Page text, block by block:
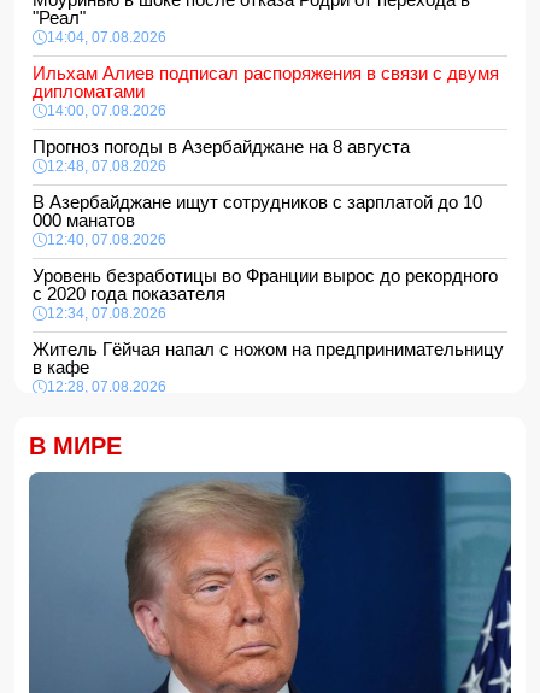
"Реал"
14:04, 07.08.2026
Ильхам Алиев подписал распоряжения в связи с двумя
дипломатами
14:00, 07.08.2026
Прогноз погоды в Азербайджане на 8 августа
12:48, 07.08.2026
В Азербайджане ищут сотрудников с зарплатой до 10
000 манатов
12:40, 07.08.2026
Уровень безработицы во Франции вырос до рекордного
с 2020 года показателя
12:34, 07.08.2026
Житель Гёйчая напал с ножом на предпринимательницу
в кафе
12:28, 07.08.2026
человека
Макгрегор заявил о начале подготовки к возвращению в
12:00, 07.08.2026
Опасный вирус приближается к границе Турции
11:48, 07.08.2026
Женщина попала за решетку из-за необычного имени
11:40, 07.08.2026
В МИРЕ